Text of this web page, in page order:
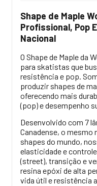
Shape de Maple
Profissional, Pop
Nacional
O Shape de Maple da
para skatistas que
resistência e pop.
produzir shapes de
oferecendo mais
(pop) e desempenho
Desenvolvido com 7
Canadense, o
shapes do mundo,
elasticidade e
(street), transição e
resina epóxi de alta
vida útil e resistência